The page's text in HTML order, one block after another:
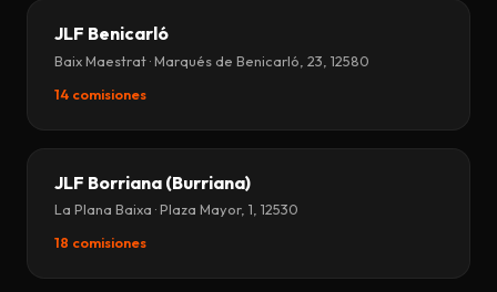
JLF Benicarló
Baix Maestrat · Marqués de Benicarló, 23, 12580
14 comisiones
JLF Borriana (Burriana)
La Plana Baixa · Plaza Mayor, 1, 12530
18 comisiones